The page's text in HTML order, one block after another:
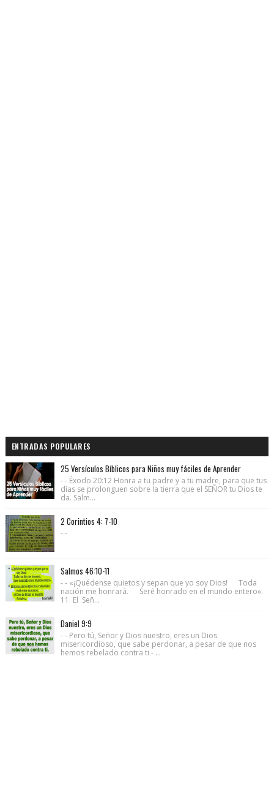
ENTRADAS POPULARES
25 Versículos Bíblicos para Niños muy fáciles de Aprender
- - Éxodo 20:12 Honra a tu padre y a tu madre, para que tus
días se prolonguen sobre la tierra que el SEÑOR tu Dios te
da. Salm...
2 Corintios 4: 7-10
- -
Salmos 46:10-11
- - «¡Quédense quietos y sepan que yo soy Dios! Toda
nación me honrará. Seré honrado en el mundo entero».
11 El Señ...
Daniel 9:9
- - Pero tú, Señor y Dios nuestro, eres un Dios
misericordioso, que sabe perdonar, a pesar de que nos
hemos rebelado contra ti - ...